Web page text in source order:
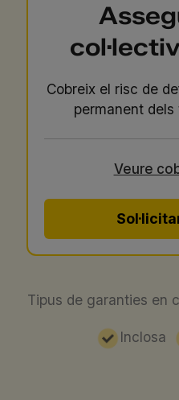
Cobreix el risc de
permanent
Veure
Tipus de garanties en
Inclosa